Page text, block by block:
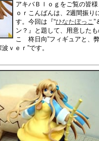
アキバＢｌｏｇをご覧の皆
ｏｒこんばんは、2週間振り
す。今回は『“ひなたぼっこ ”
ン？』と題して、用意した
こ 柊日向”フィギュアと、
波ｖｅｒ”です。